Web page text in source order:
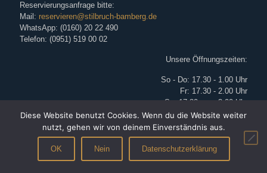
Reservierungsanfrage bitte:
Mail: reservieren@stilbruch-bamberg.de
WhatsApp: (0160) 20 22 490
Telefon: (0951) 519 00 02
Unsere Öffnungszeiten:
So - Do: 17.30 - 1.00 Uhr
Fr: 17.30 - 2.00 Uhr
Sa: 17.30 - ca. 3.00 Uhr
Diese Website benutzt Cookies. Wenn du die Website weiter
nutzt, gehen wir von deinem Einverständnis aus.
OK Nein Datenschutzerklärung